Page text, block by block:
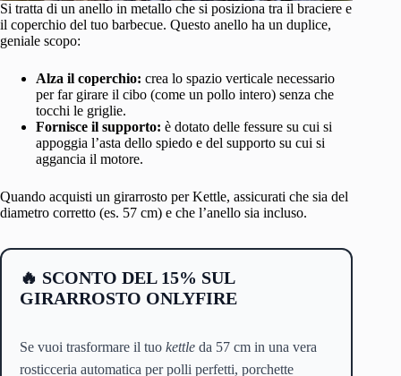
Si tratta di un anello in metallo che si posiziona tra il braciere e
il coperchio del tuo barbecue. Questo anello ha un duplice,
geniale scopo:
Alza il coperchio: crea lo spazio verticale necessario
per far girare il cibo (come un pollo intero) senza che
tocchi le griglie.
Fornisce il supporto: è dotato delle fessure su cui si
appoggia l’asta dello spiedo e del supporto su cui si
aggancia il motore.
Quando acquisti un girarrosto per Kettle, assicurati che sia del
diametro corretto (es. 57 cm) e che l’anello sia incluso.
🔥 SCONTO DEL 15% SUL
GIRARROSTO ONLYFIRE
Se vuoi trasformare il tuo kettle da 57 cm in una vera
rosticceria automatica per polli perfetti, porchette